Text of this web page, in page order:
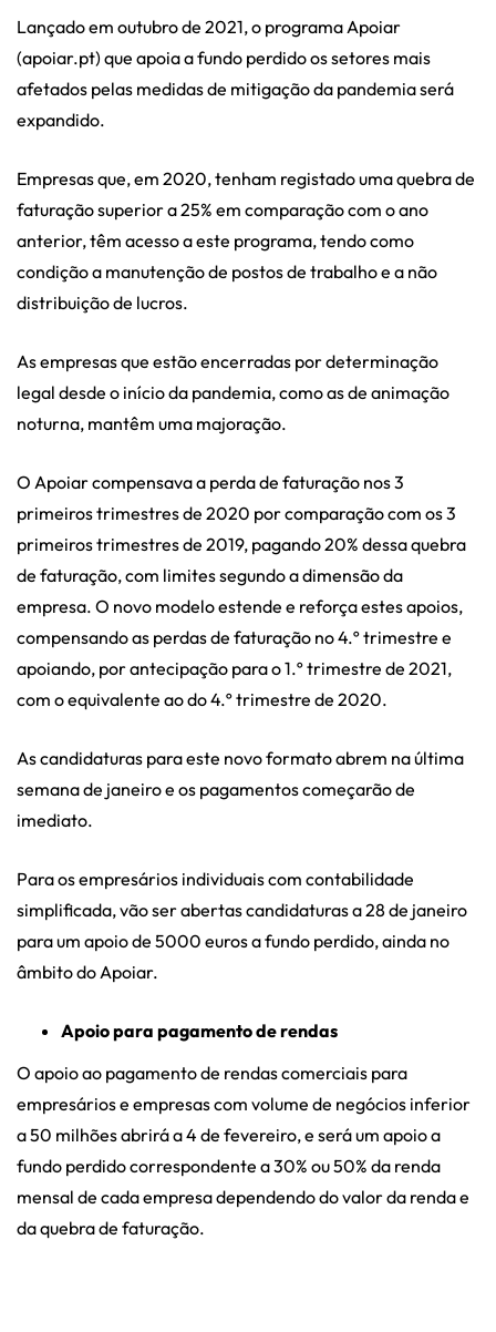
Lançado em outubro de 2021, o programa Apoiar
(apoiar.pt) que apoia a fundo perdido os setores mais
afetados pelas medidas de mitigação da pandemia será
expandido.
Empresas que, em 2020, tenham registado uma quebra de
faturação superior a 25% em comparação com o ano
anterior, têm acesso a este programa, tendo como
condição a manutenção de postos de trabalho e a não
distribuição de lucros.
As empresas que estão encerradas por determinação
legal desde o início da pandemia, como as de animação
noturna, mantêm uma majoração.
O Apoiar compensava a perda de faturação nos 3
primeiros trimestres de 2020 por comparação com os 3
primeiros trimestres de 2019, pagando 20% dessa quebra
de faturação, com limites segundo a dimensão da
empresa. O novo modelo estende e reforça estes apoios,
compensando as perdas de faturação no 4.º trimestre e
apoiando, por antecipação para o 1.º trimestre de 2021,
com o equivalente ao do 4.º trimestre de 2020.
As candidaturas para este novo formato abrem na última
semana de janeiro e os pagamentos começarão de
imediato.
Para os empresários individuais com contabilidade
simplificada, vão ser abertas candidaturas a 28 de janeiro
para um apoio de 5000 euros a fundo perdido, ainda no
âmbito do Apoiar.
Apoio para pagamento de rendas
O apoio ao pagamento de rendas comerciais para
empresários e empresas com volume de negócios inferior
a 50 milhões abrirá a 4 de fevereiro, e será um apoio a
fundo perdido correspondente a 30% ou 50% da renda
mensal de cada empresa dependendo do valor da renda e
da quebra de faturação.